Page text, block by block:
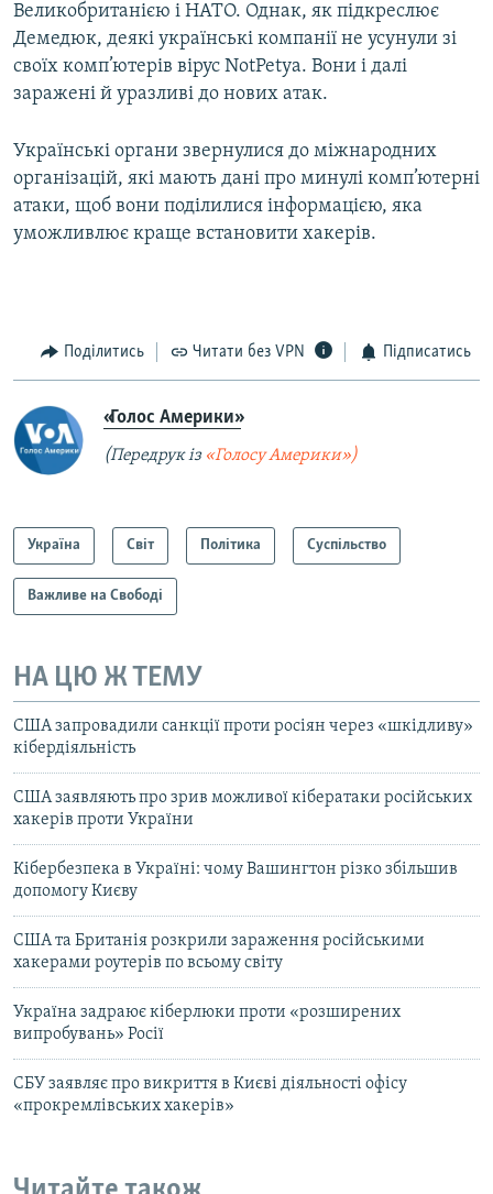
Великобританією і НАТО. Однак, як підкреслює
Демедюк, деякі українські компанії не усунули зі
своїх комп’ютерів вірус NotPetya. Вони і далі
заражені й уразливі до нових атак.
Українські органи звернулися до міжнародних
організацій, які мають дані про минулі комп’ютерні
атаки, щоб вони поділилися інформацією, яка
уможливлює краще встановити хакерів.
Поділитись Читати без VPN Підписатись
«Голос Америки»
(Передрук із «Голосу Америки»)
Україна Світ Політика Суспільство
Важливе на Свободі
НА ЦЮ Ж ТЕМУ
США запровадили санкції проти росіян через «шкідливу»
кібердіяльність
США заявляють про зрив можливої кібератаки російських
хакерів проти України
Кібербезпека в Україні: чому Вашингтон різко збільшив
допомогу Києву
США та Британія розкрили зараження російськими
хакерами роутерів по всьому світу
Україна задраює кіберлюки проти «розширених
випробувань» Росії
СБУ заявляє про викриття в Києві діяльності офісу
«прокремлівських хакерів»